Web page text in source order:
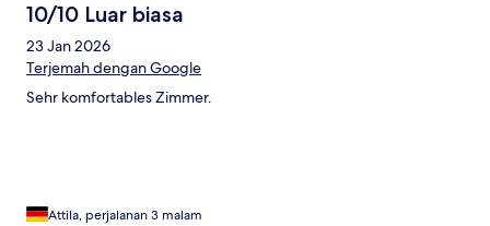
10/10 Luar biasa
23 Jan 2026
Terjemah dengan Google
Sehr komfortables Zimmer.
Attila, perjalanan 3 malam